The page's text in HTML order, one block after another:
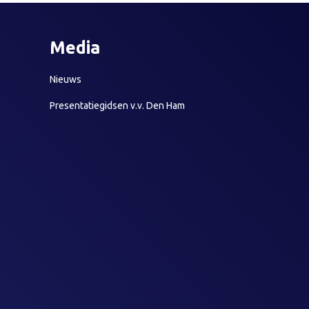
Media
Nieuws
Presentatiegidsen v.v. Den Ham